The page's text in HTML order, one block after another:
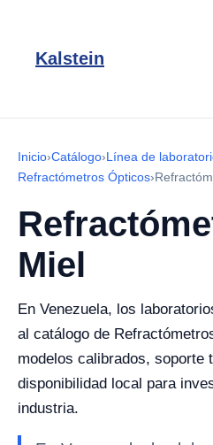
Kalstein
Inicio›Catálogo›Línea de
Refractómetros Ópticos›
Miel
En Venezuela, los
al catálogo de
modelos calibrados, soporte
disponibilidad local para
industria.